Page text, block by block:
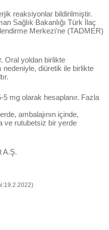
reaksiyonlar bildirilmiştir.
Sağlık Bakanlığı Türk İlaç
Merkezi'ne (TADMER)
Oral yoldan birlikte
nedeniyle, diüretik ile birlikte
mg olarak hesaplanır. Fazla
ambalajının içinde,
ve rutubetsiz bir yerde
A.Ş.